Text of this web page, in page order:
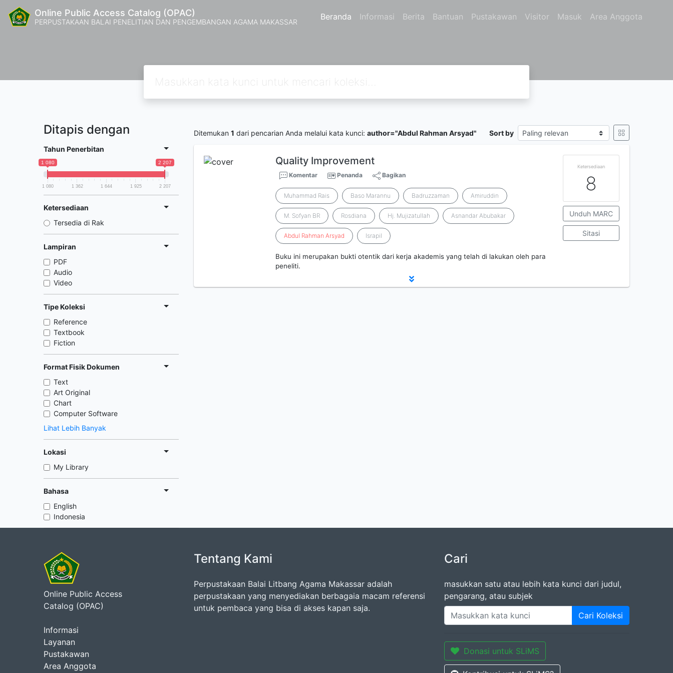
Online Public Access Catalog (OPAC)
PERPUSTAKAAN BALAI PENELITIAN DAN PENGEMBANGAN AGAMA MAKASSAR Beranda Informasi Berita Bantuan Pustakawan Visitor Masuk Area Anggota
Ditapis dengan
Tahun Penerbitan
1 080 2 207
1 080 1 362 1 644 1 925 2 207
Ketersediaan
Tersedia di Rak
Lampiran
PDF
Audio
Video
Tipe Koleksi
Reference
Textbook
Fiction
Format Fisik Dokumen
Text
Art Original
Chart
Computer Software
Lihat Lebih Banyak
Lokasi
My Library
Bahasa
English
Indonesia
Ditemukan 1 dari pencarian Anda melalui kata kunci: author="Abdul Rahman Arsyad" Sort by
Quality Improvement
Komentar Penanda Bagikan
Muhammad Rais Baso Marannu Badruzzaman Amiruddin
M. Sofyan BR Rosdiana Hj. Mujizatullah Asnandar Abubakar
Abdul Rahman Arsyad Israpil
Buku ini merupakan bukti otentik dari kerja akademis yang telah di lakukan oleh para
peneliti.
Ketersediaan
8
Unduh MARC
Sitasi
Online Public Access
Catalog (OPAC)
Informasi
Layanan
Pustakawan
Area Anggota
Tentang Kami
Perpustakaan Balai Litbang Agama Makassar adalah
perpustakaan yang menyediakan berbagaia macam referensi
untuk pembaca yang bisa di akses kapan saja.
Cari
masukkan satu atau lebih kata kunci dari judul,
pengarang, atau subjek
Cari Koleksi
Donasi untuk SLiMS